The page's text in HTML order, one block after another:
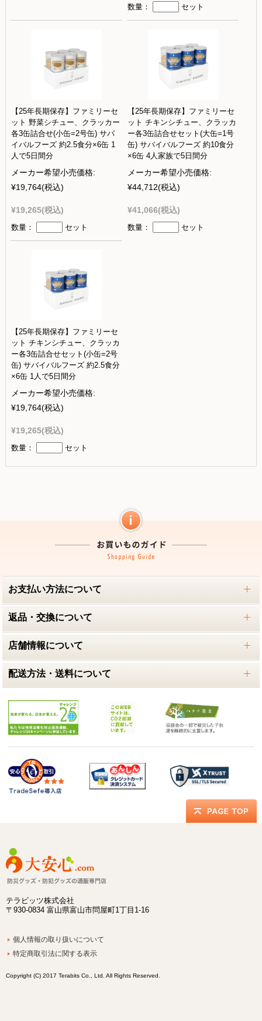
数量： セット
【25年長期保存】ファミリーセ
ット 野菜シチュー、クラッカー
各3缶詰合せ(小缶=2号缶) サバ
イバルフーズ 約2.5食分×6缶 1
人で5日間分
メーカー希望小売価格:
¥19,764(税込)
¥19,265(税込)
数量： セット
【25年長期保存】ファミリーセ
ット チキンシチュー、クラッカ
ー各3缶詰合せセット(大缶=1号
缶) サバイバルフーズ 約10食分
×6缶 4人家族で5日間分
メーカー希望小売価格:
¥44,712(税込)
¥41,066(税込)
数量： セット
【25年長期保存】ファミリーセ
ット チキンシチュー、クラッカ
ー各3缶詰合せセット(小缶=2号
缶) サバイバルフーズ 約2.5食分
×6缶 1人で5日間分
メーカー希望小売価格:
¥19,764(税込)
¥19,265(税込)
数量： セット
お支払い方法について
返品・交換について
店舗情報について
配送方法・送料について
テラビッツ株式会社
〒930-0834 富山県富山市問屋町1丁目1-16
個人情報の取り扱いについて
特定商取引法に関する表示
Copyright (C) 2017 Terabits Co., Ltd. All Rights Reserved.